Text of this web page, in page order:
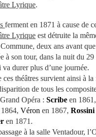
Lyrique.
ferment en 1871 à cause de
Lyrique est détruite la
deux ans avant
à son tour, dans la nuit du
durer plus d’une journée.
théâtres survient ainsi à
de tous les
Opéra : Scribe en 1861,
Véron en 1867, Rossini
en 1871.
à la salle Ventadour,